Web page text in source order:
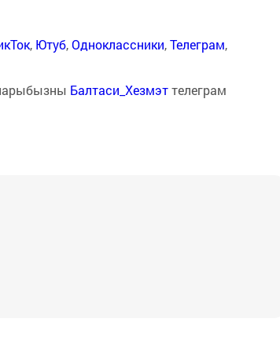
, Ютуб,Одноклассники,Телеграм,
Балтаси_Хезмэттелеграм